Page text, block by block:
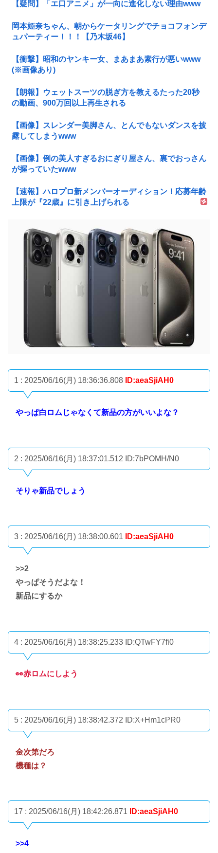
【疑問】「エ口アニメ」が一向に進化しない理由www
岡本姫奈ちゃん、朝からケータリングでチョコフォンデ
ュパーティー！！！【乃木坂46】
【衝撃】昭和のヤンキー女、まあまあ素行が悪いwww
(※画像あり)
【朗報】ウェットスーツの脱ぎ方を教えるたった20秒
の動画、900万回以上再生される
【画像】スレンダー美脚さん、とんでもないダンスを披
露してしまうwww
【画像】例の美人すぎるおにぎり屋さん、裏でおっさん
が握っていたwww
【速報】ハロプロ新メンバーオーディション！応募年齢
上限が『22歳』に引き上げられる
1 : 2025/06/16(月) 18:36:36.808 ID:aeaSjiAH0
やっぱ白ロムじゃなくて新品の方がいいよな？
2 : 2025/06/16(月) 18:37:01.512 ID:7bPOMH/N0
そりゃ新品でしょう
3 : 2025/06/16(月) 18:38:00.601 ID:aeaSjiAH0
>>2
やっぱそうだよな！
新品にするか
4 : 2025/06/16(月) 18:38:25.233 ID:QTwFY7fi0
👀赤ロムにしよう
5 : 2025/06/16(月) 18:38:42.372 ID:X+Hm1cPR0
金次第だろ
機種は？
17 : 2025/06/16(月) 18:42:26.871 ID:aeaSjiAH0
>>4